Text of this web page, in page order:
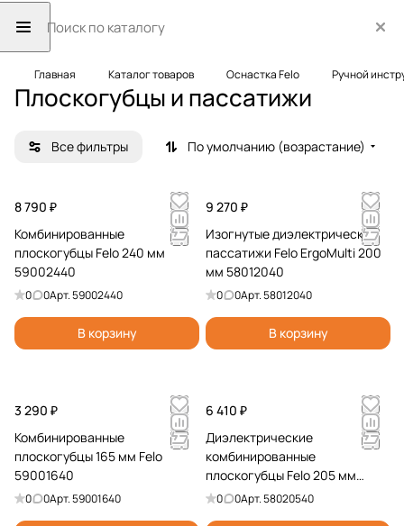
Главная Каталог товаров Оснастка Felo Ручной
Плоскогубцы и пассатижи
Все фильтры По умолчанию (возрастание)
8 790 ₽
Комбинированные
плоскогубцы Felo 240 мм
59002440
0 0Арт.59002440
В корзину
9 270 ₽
Изогнутые диэлектрические
пассатижи Felo ErgoMulti 200
мм 58012040
0 0Арт.58012040
В корзину
3 290 ₽
Комбинированные
плоскогубцы 165 мм Felo
59001640
0 0Арт.59001640
6 410 ₽
Диэлектрические
комбинированные
плоскогубцы Felo 205 мм
58020540
0 0Арт.58020540